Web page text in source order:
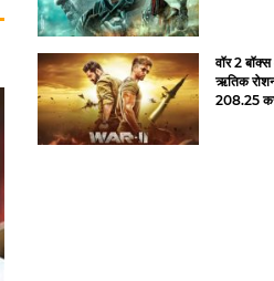
वॉर 2
ऋतिक
208.25